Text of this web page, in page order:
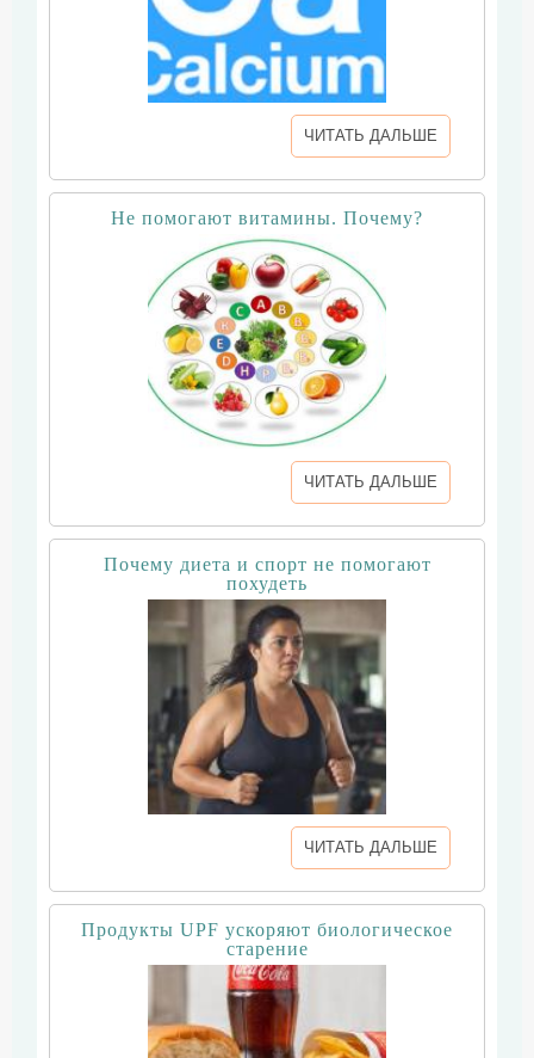
ЧИТАТЬ ДАЛЬШЕ
Не помогают витамины. Почему?
ЧИТАТЬ ДАЛЬШЕ
Почему диета и спорт не помогают
похудеть
ЧИТАТЬ ДАЛЬШЕ
Продукты UPF ускоряют биологическое
старение